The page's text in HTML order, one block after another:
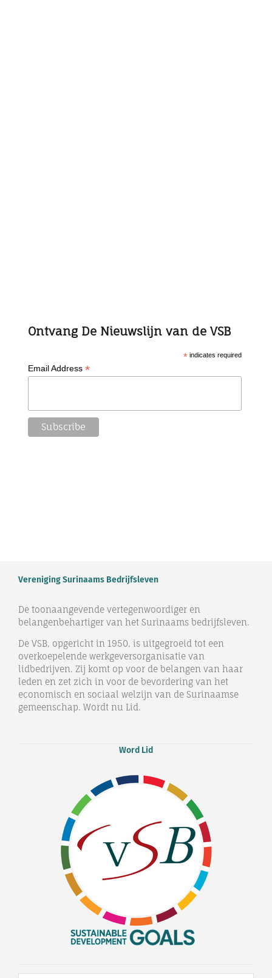
Ontvang De Nieuwslijn van de VSB
* indicates required
Email Address*
Vereniging Surinaams Bedrijfsleven
De toonaangevende vertegenwoordiger en
belangenbehartiger van het Surinaams bedrijfsleven.
De VSB, opgericht in 1950, is uitgegroeid tot een
overkoepelende werkgeversorganisatie van
lidbedrijven. Zij komt op voor de belangen van haar
leden en zet zich in voor de bevordering van het
economisch en sociaal welzijn van de Surinaamse
gemeenschap. Wordt nu Lid.
Word Lid